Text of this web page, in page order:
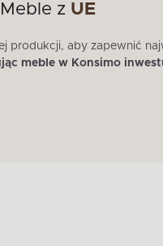
Meble z UE
produkcji, aby zapewnić
meble w Konsimo